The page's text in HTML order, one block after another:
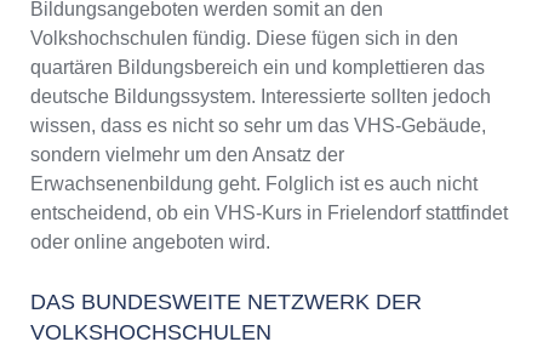
Bildungsangeboten werden somit an den
Volkshochschulen fündig. Diese fügen sich in den
quartären Bildungsbereich ein und komplettieren das
deutsche Bildungssystem. Interessierte sollten jedoch
wissen, dass es nicht so sehr um das VHS-Gebäude,
sondern vielmehr um den Ansatz der
Erwachsenenbildung geht. Folglich ist es auch nicht
entscheidend, ob ein VHS-Kurs in Frielendorf stattfindet
oder online angeboten wird.
DAS BUNDESWEITE NETZWERK DER
VOLKSHOCHSCHULEN